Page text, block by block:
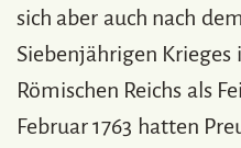
sich aber auch nach
Siebenjährigen
Römischen Reichs als
Februar 1763 hatten